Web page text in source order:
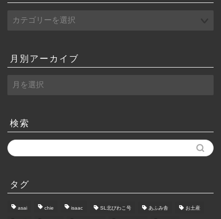
月別アーカイブ
別
カ
イ
ブ
検索
タグ
asai chie isaac SL北びわこ号 あふみ舎 お土産